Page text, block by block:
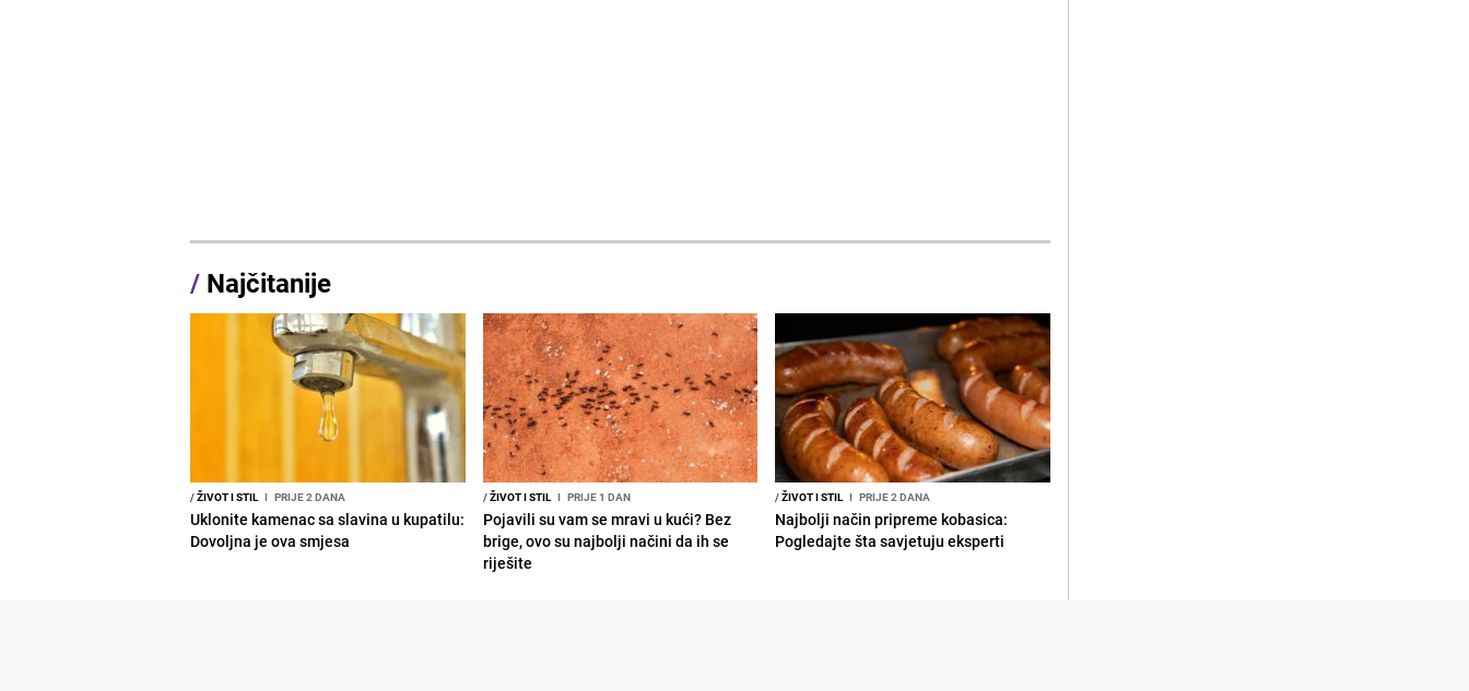
/ Najčitanije
/ŽIVOT I STIL I PRIJE 2 DANA
Uklonite kamenac sa slavina u kupatilu:
Dovoljna je ova smjesa
/ŽIVOT I STIL I PRIJE 1 DAN
Pojavili su vam se mravi u kući? Bez
brige, ovo su najbolji načini da ih se
riješite
/ŽIVOT I STIL I PRIJE 2 DANA
Najbolji način pripreme kobasica:
Pogledajte šta savjetuju eksperti